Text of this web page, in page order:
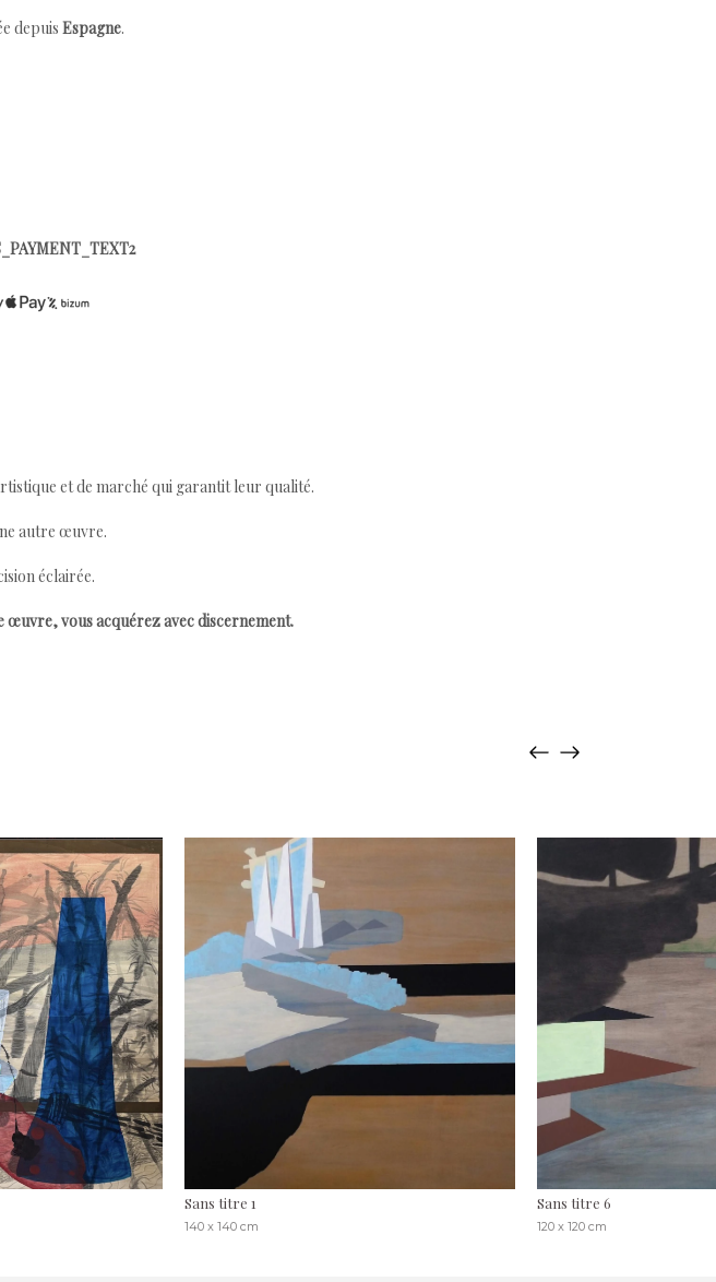
depuis Espagne.
et de marché qui garantit leur qualité.
autre œuvre.
éclairée.
œuvre, vous acquérez avec discernement.
Sans titre 1
140 x 140 cm
Sans titre 6
120 x 120 cm